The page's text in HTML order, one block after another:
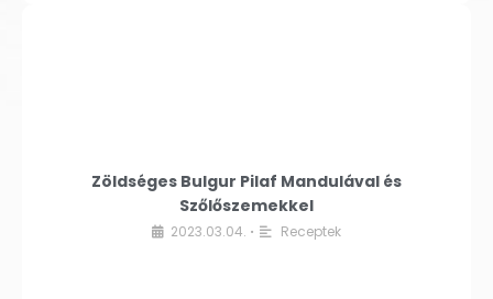
Zöldséges Bulgur Pilaf Mandulával és
Szőlőszemekkel
2023.03.04. • Receptek